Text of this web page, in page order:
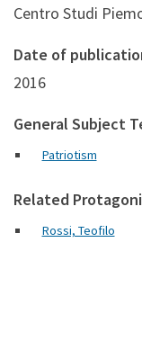
Centro Studi
Date of
2016
General Subject
Patriotism
Related
Rossi, Teofilo